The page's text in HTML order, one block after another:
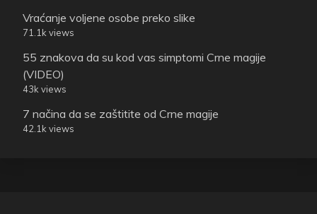
Vraćanje voljene osobe preko slike
71.1k views
55 znakova da su kod vas simptomi Crne magije
(VIDEO)
43k views
7 načina da se zaštitite od Crne magije
42.1k views